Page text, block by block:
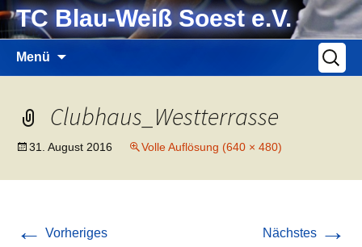
Zum
InhaltTC Blau-Weiß Soest e.V.
Menü
nach:
Clubhaus_Westterrasse
31. August 2016 Volle Auflösung (640 × 480)
← Vorheriges Nächstes →